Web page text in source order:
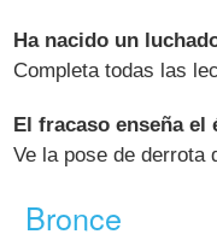
Ha nacido un
Completa todas las
El fracaso enseña el
Ve la pose de derrota
Bronce